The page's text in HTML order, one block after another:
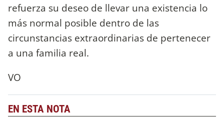
refuerza su deseo de llevar una existencia lo
más normal posible dentro de las
circunstancias extraordinarias de pertenecer
a una familia real.
VO
EN ESTA NOTA